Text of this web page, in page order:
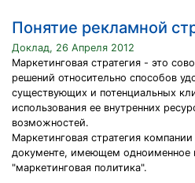
Понятие рекламной
Доклад, 26 Апреля 2012
Маркетинговая стратегия - это
решений относительно способов
существующих и потенциальных
использования ее внутренних
возможностей.
Маркетинговая стратегия
документе, имеющем одноименное
"маркетинговая политика".